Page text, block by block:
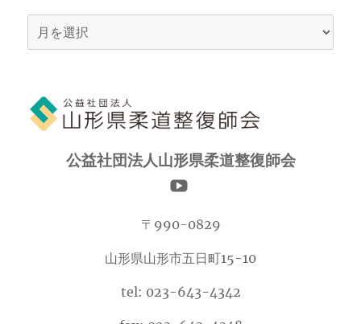
ー
ブ
公益社団法人山形県柔道整復師会
〒990-0829
山形県山形市五日町15-10
tel: 023-643-4342